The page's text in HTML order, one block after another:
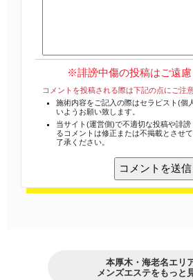
※誹謗中傷の投稿はご遠慮
コメントを投稿される際は下記の点にご注
施術内容をご記入の際はセラピスト(個
いようお願い致します。
当サイト(運営側)で不適切な投稿や誹
るコメントは修正または不掲載とさせ
了承ください。
本厚木・海老名エリ
メンズエステをもっと見